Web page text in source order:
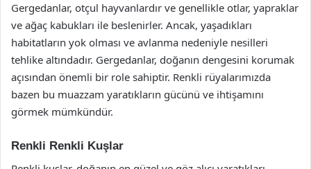
Gergedanlar, otçul hayvanlardır ve genellikle otlar, yapraklar
ve ağaç kabukları ile beslenirler. Ancak, yaşadıkları
habitatların yok olması ve avlanma nedeniyle nesilleri
tehlike altındadır. Gergedanlar, doğanın dengesini korumak
açısından önemli bir role sahiptir. Renkli rüyalarımızda
bazen bu muazzam yaratıkların gücünü ve ihtişamını
görmek mümkündür.
Renkli Renkli Kuşlar